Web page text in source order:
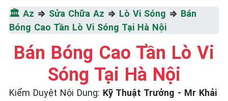
🏛️ Az ⇒ Sửa Chữa Az ⇒ Lò Vi Sóng ⇒ Bán
Bóng Cao Tần Lò Vi Sóng Tại Hà Nội
Bán Bóng Cao Tần Lò Vi
Sóng Tại Hà Nội
Kiểm Duyệt Nội Dung: Kỹ Thuật Trưởng - Mr Khải